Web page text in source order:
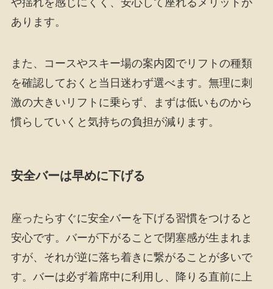
や揺れを感じにくく、安心して座れるメリットが
あります。
また、コースやスキー場の案内図でリフトの種類
を確認しておくと当日迷わず選べます。無理に刺
激の大きいリフトに乗らず、まずは低いものから
慣らしていくと気持ちの負担が減ります。
安全バーは早めに下げる
座ったらすぐに安全バーを下げる習慣をつけると
安心です。バーが下がることで閉塞感が生まれま
すが、それが逆に落ち着きに繋がることが多いで
す。バーは必ず着席中に利用し、降りる直前に上